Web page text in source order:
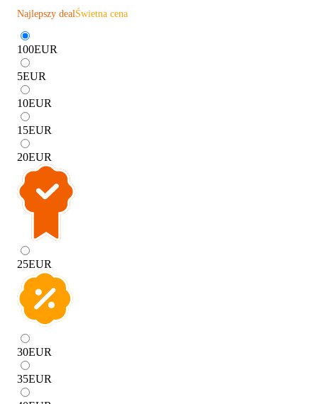
Najlepszy deal Świetna cena
100EUR
5EUR
10EUR
15EUR
20EUR
25EUR
30EUR
35EUR